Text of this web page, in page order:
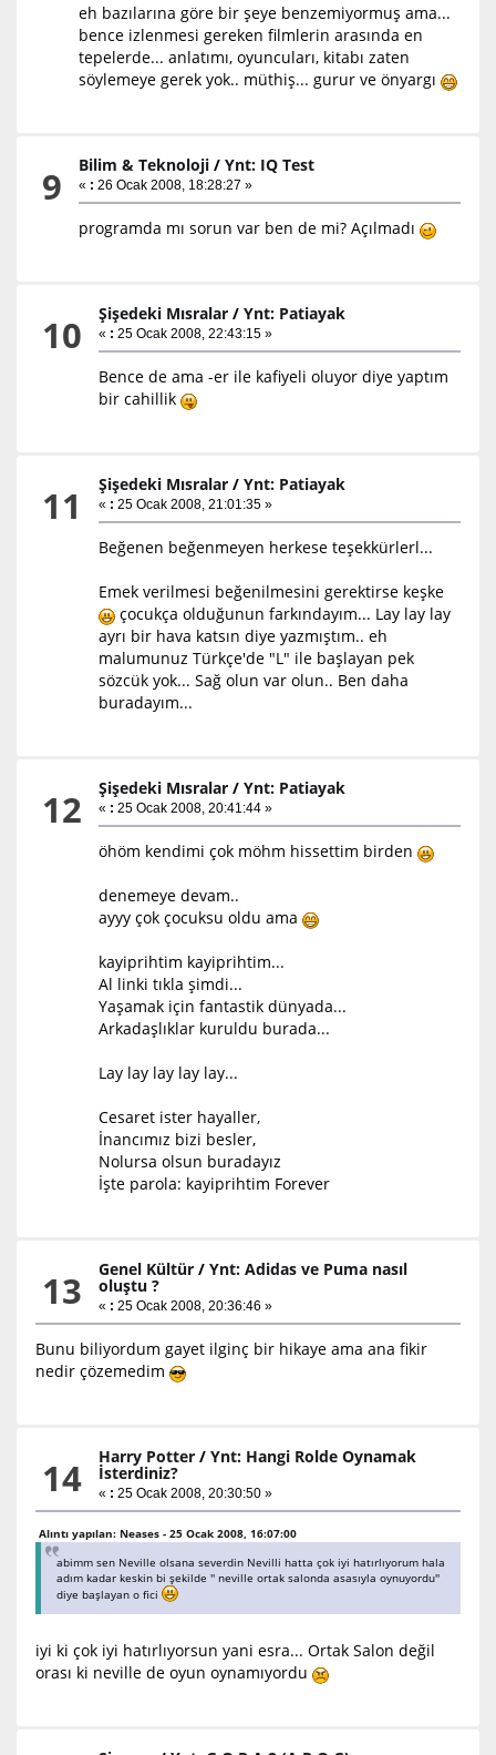
eh bazılarına göre bir şeye benzemiyormuş ama...
bence izlenmesi gereken filmlerin arasında en
tepelerde... anlatımı, oyuncuları, kitabı zaten
söylemeye gerek yok.. müthiş... gurur ve önyargı
9 Bilim & Teknoloji /Ynt: IQ Test
« : 26 Ocak 2008, 18:28:27 »
programda mı sorun var ben de mi? Açılmadı
10 Şişedeki Mısralar /Ynt: Patiayak
« : 25 Ocak 2008, 22:43:15 »
Bence de ama -er ile kafiyeli oluyor diye yaptım
bir cahillik
11 Şişedeki Mısralar /Ynt: Patiayak
« : 25 Ocak 2008, 21:01:35 »
Beğenen beğenmeyen herkese teşekkürlerl...
Emek verilmesi beğenilmesini gerektirse keşke
çocukça olduğunun farkındayım... Lay lay lay
ayrı bir hava katsın diye yazmıştım.. eh
malumunuz Türkçe'de "L" ile başlayan pek
sözcük yok... Sağ olun var olun.. Ben daha
buradayım...
12 Şişedeki Mısralar /Ynt: Patiayak
« : 25 Ocak 2008, 20:41:44 »
öhöm kendimi çok möhm hissettim birden
denemeye devam..
ayyy çok çocuksu oldu ama
kayiprihtim kayiprihtim...
Al linki tıkla şimdi...
Yaşamak için fantastik dünyada...
Arkadaşlıklar kuruldu burada...
Lay lay lay lay lay...
Cesaret ister hayaller,
İnancımız bizi besler,
Nolursa olsun buradayız
İşte parola: kayiprihtim Forever
13 Genel Kültür /Ynt: Adidas ve Puma nasıl
oluştu ?
« : 25 Ocak 2008, 20:36:46 »
Bunu biliyordum gayet ilginç bir hikaye ama ana fikir
nedir çözemedim
14 Harry Potter /Ynt: Hangi Rolde Oynamak
İsterdiniz?
« : 25 Ocak 2008, 20:30:50 »
Alıntı yapılan: Neases - 25 Ocak 2008, 16:07:00
abimm sen Neville olsana severdin Nevilli hatta çok iyi hatırlıyorum hala
adım kadar keskin bi şekilde '' neville ortak salonda asasıyla oynuyordu''
diye başlayan o fici
iyi ki çok iyi hatırlıyorsun yani esra... Ortak Salon değil
orası ki neville de oyun oynamıyordu